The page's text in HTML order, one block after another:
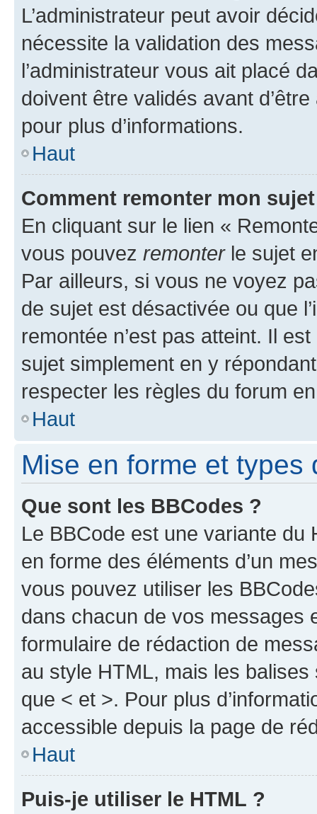
L’administrateur peut avoir
nécessite la validation des
l’administrateur vous ait placé
doivent être validés avant
pour plus d’informations.
Haut
Comment remonter mon
En cliquant sur le lien «
vous pouvez remonterle sujet
Par ailleurs, si vous ne voyez
de sujet est désactivée ou que
remontée n’est pas atteint. Il
sujet simplement en y
respecter les règles du forum
Haut
Mise en forme et types
Que sont les BBCodes ?
Le BBCode est une variante du
en forme des éléments d’un
vous pouvez utiliser les
dans chacun de vos messages
formulaire de rédaction de
au style HTML, mais les
que < et >. Pour plus
accessible depuis la page de
Haut
Puis-je utiliser le HTML ?